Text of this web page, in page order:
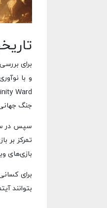
جنگ جهانی
بازی‌های
برای
بتوانند